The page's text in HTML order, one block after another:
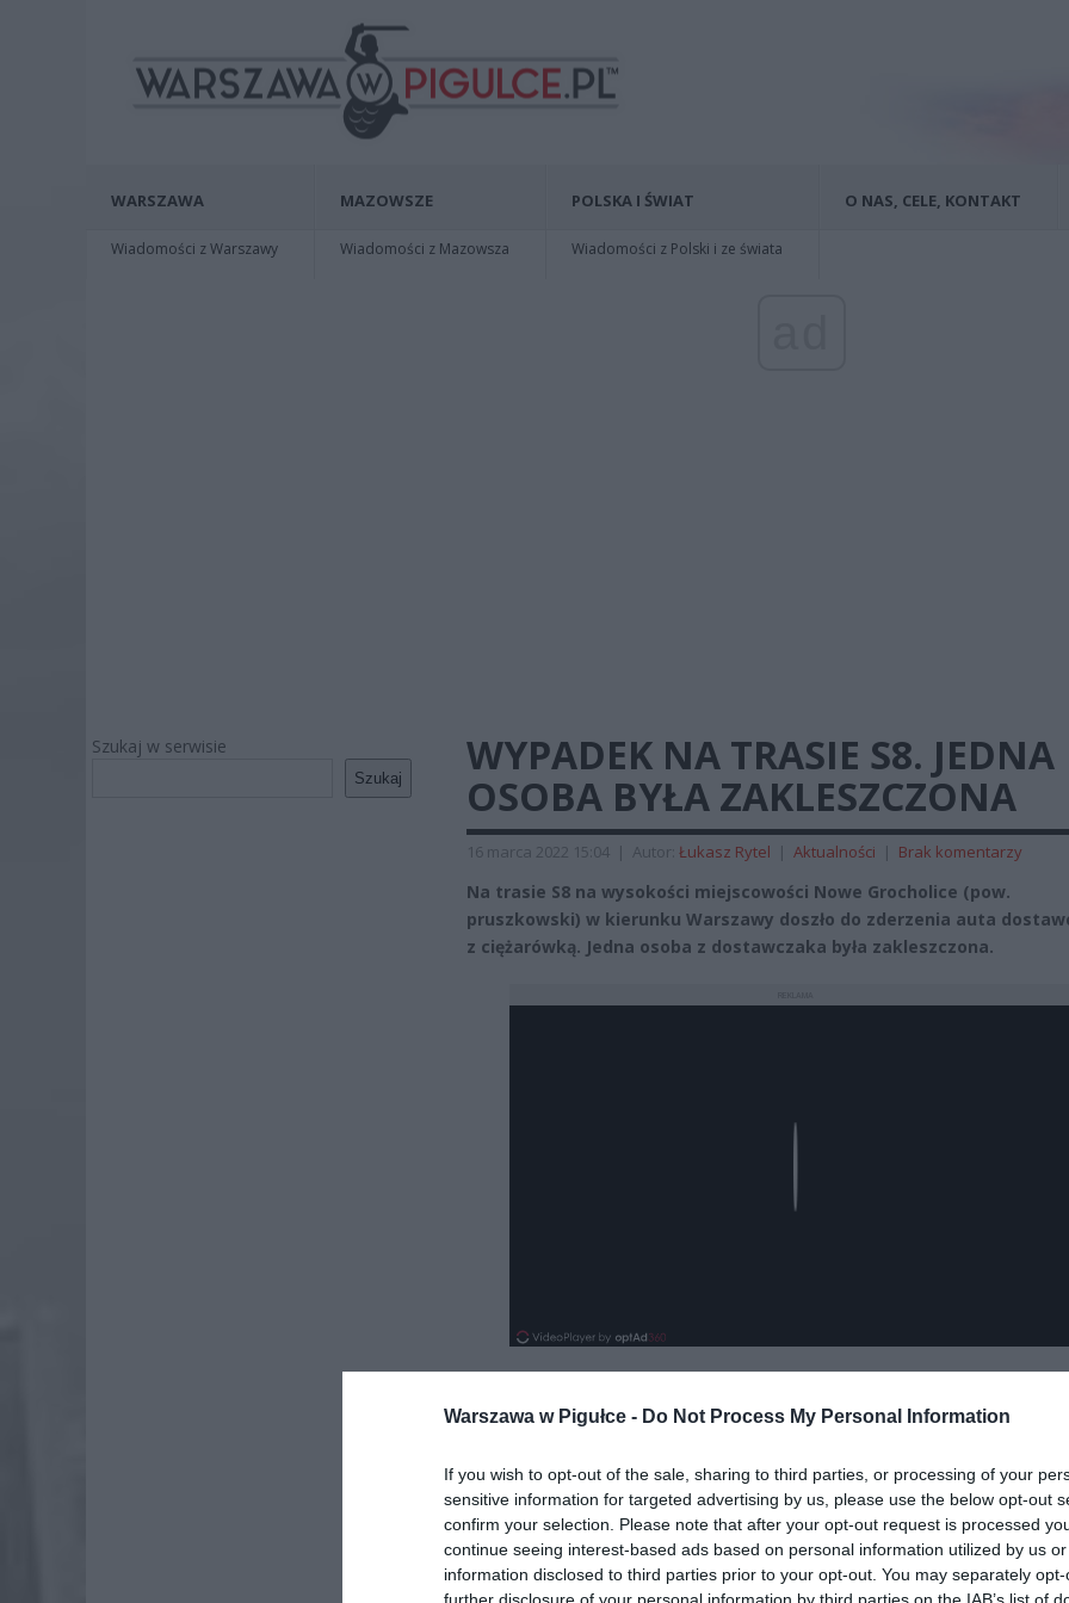
Warszawa w Pigułce - Do Not Process My Personal Information
If you wish to opt-out of the sale, sharing to third parties, or processing of your
sensitive information for targeted advertising by us, please use the below opt-out
confirm your selection. Please note that after your opt-out request is processed
continue seeing interest-based ads based on personal information utilized by us
information disclosed to third parties prior to your opt-out. You may separately
further disclosure of your personal information by third parties on the IAB’s list of
WARSZAWA
Wiadomości z Warszawy
MAZOWSZE
Wiadomości z Mazowsza
POLSKA I ŚWIAT
Wiadomości z Polski i ze świata
O NAS, CELE, KONTAKT
Szukaj w serwisie
Szukaj
WYPADEK NA TRASIE S8. JEDNA
OSOBA BYŁA ZAKLESZCZONA
16 marca 2022 15:04 | Autor: Łukasz Rytel | Aktualności | Brak komentarzy
Na trasie S8 na wysokości miejscowości Nowe Grocholice (pow.
pruszkowski) w kierunku Warszawy doszło do zderzenia auta
z ciężarówką. Jedna osoba z dostawczaka była zakleszczona.
ad